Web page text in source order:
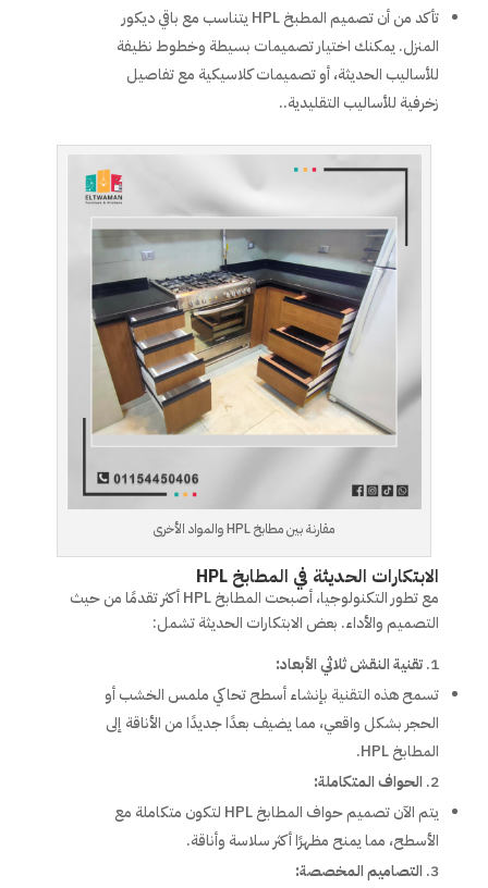
تأكد من أن تصميم المطبخ HPL يتناسب مع باقي ديكور
المنزل. يمكنك اختيار تصميمات بسيطة وخطوط نظيفة
للأساليب الحديثة، أو تصميمات كلاسيكية مع تفاصيل
زخرفية للأساليب التقليدية..
مقارنة بين مطابخ HPL والمواد الأخرى
الابتكارات الحديثة في المطابخ HPL
مع تطور التكنولوجيا، أصبحت المطابخ HPL أكثر تقدمًا من حيث
التصميم والأداء. بعض الابتكارات الحديثة تشمل:
تقنية النقش ثلاثي الأبعاد:
تسمح هذه التقنية بإنشاء أسطح تحاكي ملمس الخشب أو
الحجر بشكل واقعي، مما يضيف بعدًا جديدًا من الأناقة إلى
المطابخ HPL.
الحواف المتكاملة:
يتم الآن تصميم حواف المطابخ HPL لتكون متكاملة مع
الأسطح، مما يمنح مظهرًا أكثر سلاسة وأناقة.
التصاميم المخصصة: